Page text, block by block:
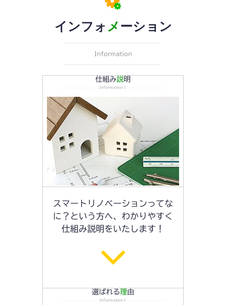
インフォ メ ーション
Information
仕組み説 明
InformationⅠ
スマートリノベーションってな
に？という方へ、わかりやすく
仕組み説明をいたします！
選ばれる理由
InformationⅠ